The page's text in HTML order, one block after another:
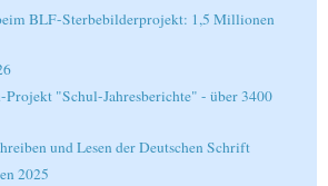
BLF-Sterbebilderprojekt: 1,5 Millionen
Projekt "Schul-Jahresberichte" - über 3400
und Lesen der Deutschen Schrift
2025